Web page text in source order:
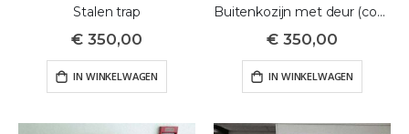
Stalen trap
€ 350,00
IN WINKELWAGEN
Buitenkozijn met deur (compleet)
€ 350,00
IN WINKELWAGEN